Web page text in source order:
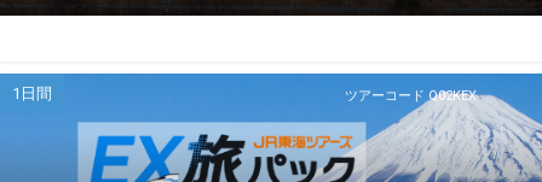
ツアーコード Q02KEX
1日間